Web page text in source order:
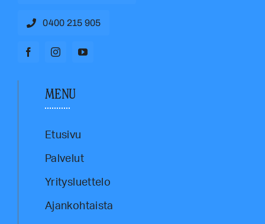
0400 215 905
MENU
Etusivu
Palvelut
Yritysluettelo
Ajankohtaista